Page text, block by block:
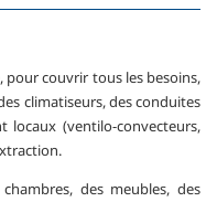
pour couvrir tous les besoins,
climatiseurs, des conduites
locaux (ventilo-convecteurs,
des meubles, des